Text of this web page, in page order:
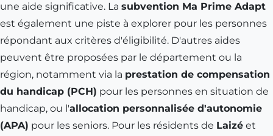
une aide significative. La subvention Ma Prime Adapt
est également une piste à explorer pour les personnes
répondant aux critères d'éligibilité. D'autres aides
peuvent être proposées par le département ou la
région, notamment via la prestation de compensation
du handicap (PCH) pour les personnes en situation de
handicap, ou l'allocation personnalisée d'autonomie
(APA) pour les seniors. Pour les résidents de Laizé et